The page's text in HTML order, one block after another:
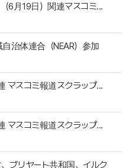
（6月19日）関連マスコミ...
治体連合（NEAR）参加
マスコミ報道スクラップ...
マスコミ報道スクラップ...
ブリヤート共和国、イルク